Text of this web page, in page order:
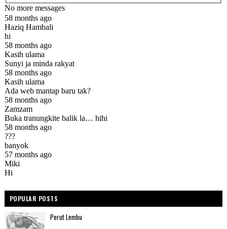
POPULAR POSTS
Perut Lembu